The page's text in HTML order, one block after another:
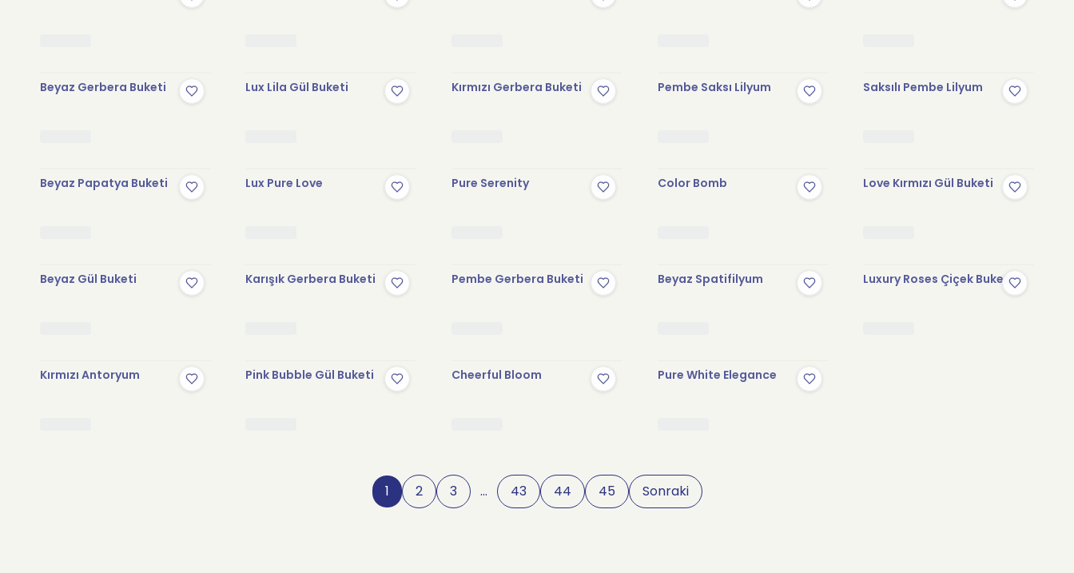
Beyaz Gerbera Buketi Lux Lila Gül Buketi Kırmızı Gerbera Buketi Pembe Saksı Lilyum Saksılı Pembe Lilyum
Beyaz Papatya Buketi Lux Pure Love Pure Serenity Color Bomb Love Kırmızı Gül Buketi
Beyaz Gül Buketi Karışık Gerbera Buketi Pembe Gerbera Buketi Beyaz Spatifilyum Luxury Roses Çiçek Buketi
Kırmızı Antoryum Pink Bubble Gül Buketi Cheerful Bloom Pure White Elegance
1 2 3 … 43 44 45 Sonraki